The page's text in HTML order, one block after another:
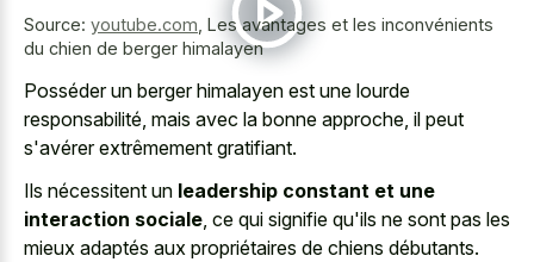
Source: youtube.com Les avantages et les inconvénients
du chien de berger himalayen
Posséder un berger himalayen est une lourde
responsabilité, mais avec la bonne approche, il peut
s'avérer extrêmement gratifiant.
Ils nécessitent un leadership constant et une
interaction sociale, ce qui signifie qu'ils ne sont pas les
mieux adaptés aux propriétaires de chiens débutants.